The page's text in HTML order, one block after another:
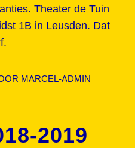
Theater de Tuin
1B in Leusden. Dat
MARCEL-ADMIN
2019